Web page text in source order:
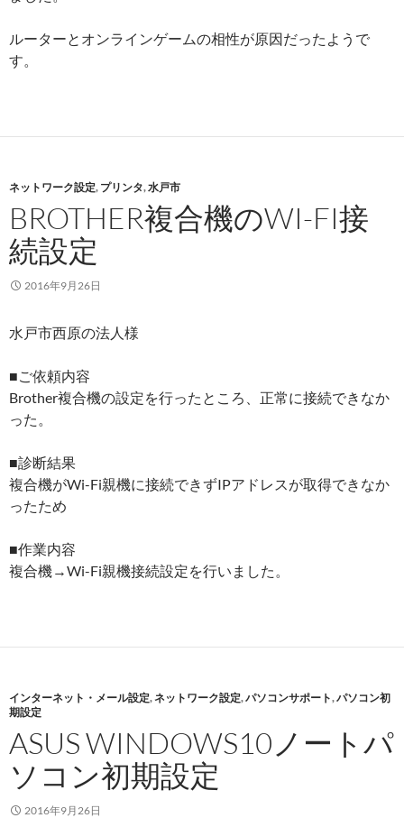
ルーターとオンラインゲームの相性が原因だったようで
す。
ネットワーク設定, プリンタ,水戸市
BROTHER複合機のWI-FI接
続設定
2016年9月26日
水戸市西原の法人様
■ご依頼内容
Brother複合機の設定を行ったところ、正常に接続できなか
った。
■診断結果
複合機がWi-Fi親機に接続できずIPアドレスが取得できなか
ったため
■作業内容
複合機→Wi-Fi親機接続設定を行いました。
インターネット・メール設定,ネットワーク設定,パソコンサポート,パソコン初
期設定
ASUS WINDOWS10ノートパ
ソコン初期設定
2016年9月26日